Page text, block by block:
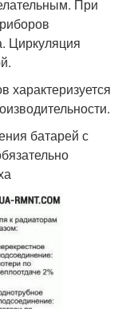
При
Циркуляция
характеризуется
батарей с